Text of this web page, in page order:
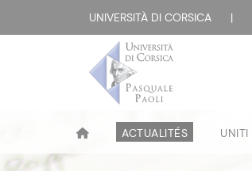
UNIVERSITÀ DI CORSICA |
ACTUALITÉS UNITI